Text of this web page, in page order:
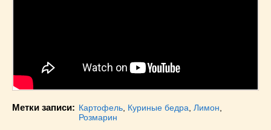
Метки записи: Картофель Куриные бедра Лимон
Розмарин